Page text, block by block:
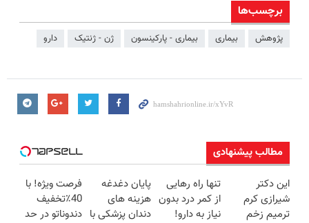
برچسب‌ها
پژوهش بیماری بیماری - پارکینسون ژن - ژنتیک دارو
مطالب پیشنهادی
این دکتر
شیرازی کرم
ترمیم زخم
تنها راه رهایی
از کمر درد بدون
نیاز به دارو!
پایان دغدغه
هزینه های
دندان پزشکی با
فرصت ویژه! با
40٪تخفیف
دندوناتو در حد